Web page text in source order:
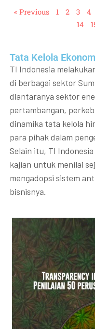
« Previous 1 2 3 4
14
Tata Kelola
TI Indonesia
di berbagai sektor
diantaranya sektor
pertambangan,
dinamika tata kelola
para pihak dalam
Selain itu, TI
kajian untuk menilai
mengadopsi sistem
bisnisnya.